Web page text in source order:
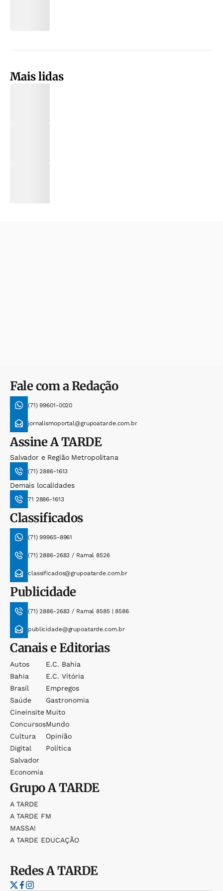
Mais lidas
Fale com a Redação
(71) 99601-0020
jornalismoportal@grupoatarde.com.br
AssineA TARDE
Salvador e Região Metropolitana
(71) 2886-1613
Demais localidades
71 2886-1613
Classificados
(71) 99965-8961
(71) 2886-2683 / Ramal 8526
classificados@grupoatarde.com.br
Publicidade
(71) 2886-2683 / Ramal 8585 | 8586
publicidade@grupoatarde.com.br
Canais e Editorias
Autos
Bahia
Brasil
Saúde
Cineinsite
Concursos
Cultura
Digital
Salvador
Economia
E.c. Bahia
E.c. Vitória
Empregos
Gastronomia
Muito
Mundo
Opinião
Política
GrupoA TARDE
A TARDE
A TARDE FM
MASSA!
A TARDE EDUCAÇÃO
RedesA TARDE